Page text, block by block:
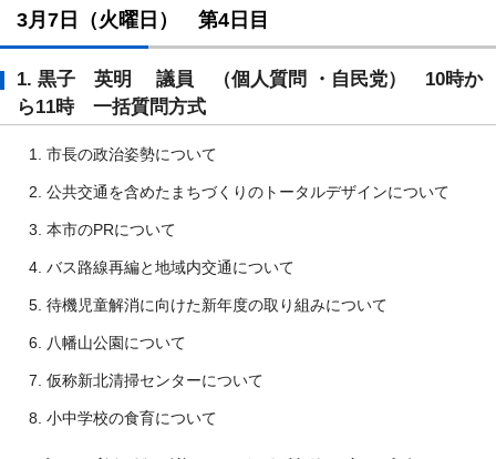
3月7日（火曜日） 第4日目
1. 黒子 英明 議員 （個人質問 ・自民党） 10時か
ら11時 一括質問方式
市長の政治姿勢について
公共交通を含めたまちづくりのトータルデザインについて
本市のPRについて
バス路線再編と地域内交通について
待機児童解消に向けた新年度の取り組みについて
八幡山公園について
仮称新北清掃センターについて
小中学校の食育について